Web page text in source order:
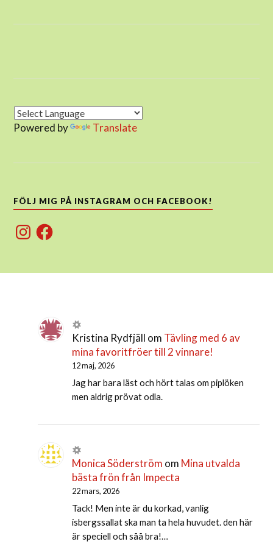
Powered by Translate
FÖLJ MIG PÅ INSTAGRAM OCH FACEBOOK!
InstagramFacebook
Kristina Rydfjäll om Tävling med 6 av
mina favoritfröer till 2 vinnare!
12 maj, 2026
Jag har bara läst och hört talas om piplöken
men aldrig prövat odla.
Monica Söderström om Mina utvalda
bästa frön från Impecta
22 mars, 2026
Tack! Men inte är du korkad, vanlig
isbergssallat ska man ta hela huvudet. den här
är speciell och såå bra!…